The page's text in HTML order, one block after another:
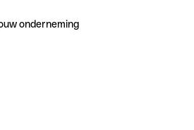
onderneming